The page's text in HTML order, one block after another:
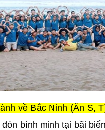
về Bắc Ninh (Ăn S,
bình minh tại bãi